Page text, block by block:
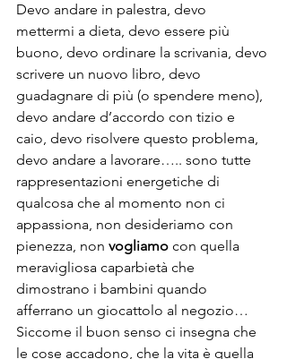
Devo andare in palestra, devo
mettermi a dieta, devo essere più
buono, devo ordinare la scrivania, devo
scrivere un nuovo libro, devo
guadagnare di più (o spendere meno),
devo andare d’accordo con tizio e
caio, devo risolvere questo problema,
devo andare a lavorare….. sono tutte
rappresentazioni energetiche di
qualcosa che al momento non ci
appassiona, non desideriamo con
pienezza, non vogliamo con quella
meravigliosa caparbietà che
dimostrano i bambini quando
afferrano un giocattolo al negozio…
Siccome il buon senso ci insegna che
le cose accadono, che la vita è quella